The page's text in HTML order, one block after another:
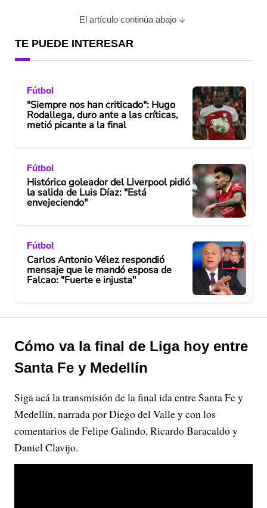
El artículo continúa abajo
TE PUEDE INTERESAR
Fútbol
"Siempre nos han criticado": Hugo
Rodallega, duro ante a las críticas,
metió picante a la final
Fútbol
Histórico goleador del Liverpool pidió
la salida de Luis Díaz: "Está
envejeciendo"
Fútbol
Carlos Antonio Vélez respondió
mensaje que le mandó esposa de
Falcao: "Fuerte e injusta"
Cómo va la final de Liga hoy entre
Santa Fe y Medellín
Siga acá la transmisión de la final ida entre Santa Fe y
Medellín, narrada por Diego del Valle y con los
comentarios de Felipe Galindo, Ricardo Baracaldo y
Daniel Clavijo.